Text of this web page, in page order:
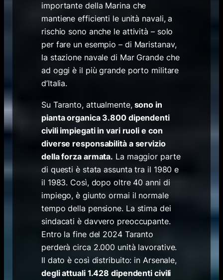
importante della Marina che
mantiene efficienti le unità navali, a
rischio sono anche le attività – solo
per fare un esempio – di Maristanav,
la stazione navale di Mar Grande che
ad oggi è il più grande porto militare
d’Italia.
Su Taranto, attualmente,sono in
pianta organica 3.800 dipendenti
civili impiegati in vari ruoli e con
diverse responsabilità a servizio
della forza armata. La maggior parte
di questi è stata assunta tra il 1980 e
il 1983. Così, dopo oltre 40 anni di
impiego, è giunto ormai il normale
tempo della pensione. La stima dei
sindacati è davvero preoccupante.
Entro la fine del 2024 Taranto
perderà circa 2.000 unità lavorative.
Il dato è così distribuito: in Arsenale,
degli attuali 1.428 dipendenti civili